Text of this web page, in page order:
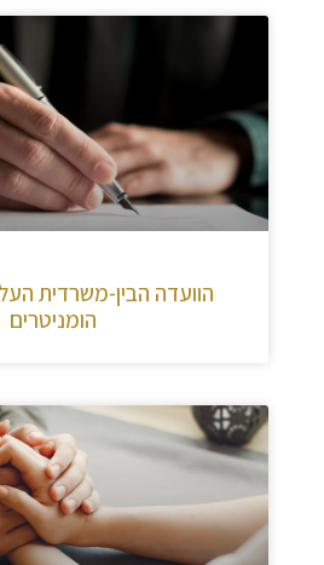
הוועדה הבין-משרדית
הומניטרים